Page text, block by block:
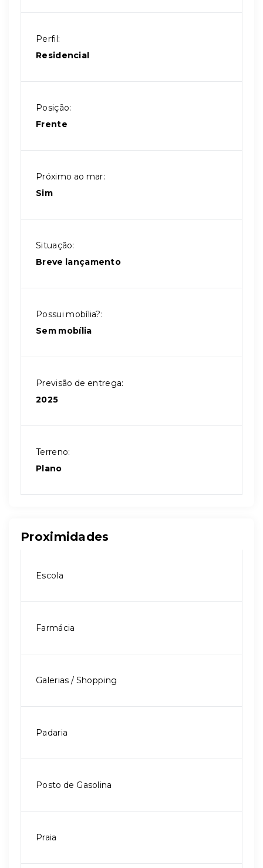
Perfil:
Residencial
Posição:
Frente
Próximo ao mar:
Sim
Situação:
Breve lançamento
Possui mobília?:
Sem mobília
Previsão de entrega:
2025
Terreno:
Plano
Proximidades
Escola
Farmácia
Galerias / Shopping
Padaria
Posto de Gasolina
Praia